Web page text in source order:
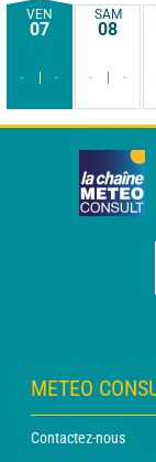
VEN
07
- -
SAM
08
- -
METEO
Contactez-nous